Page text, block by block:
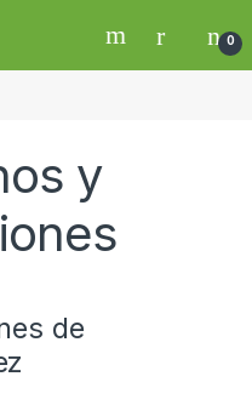
0
y
de